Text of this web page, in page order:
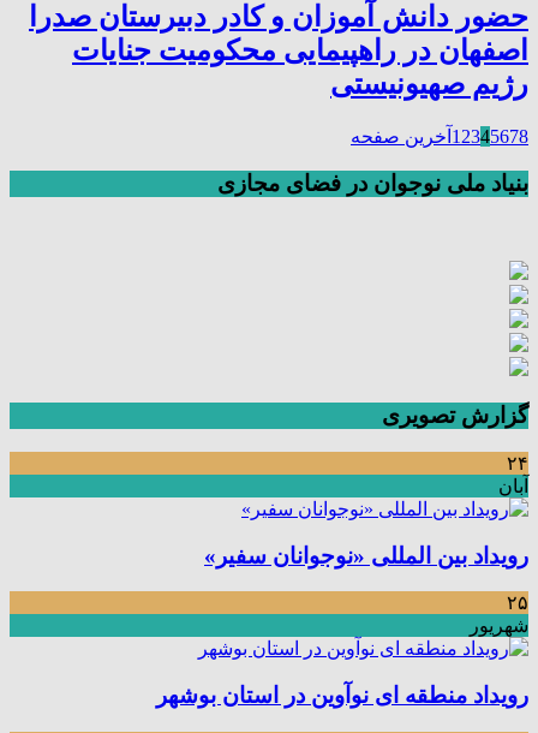
حضور دانش آموزان و کادر دبیرستان صدرا
اصفهان در راهپیمایی محکومیت جنایات
رژیم صهیونیستی
1 2345678 آخرین صفحه
بنیاد ملی نوجوان در فضای مجازی
گزارش تصویری
۲۴
آبان
رویداد بین المللی «نوجوانان سفیر»
۲۵
شهریور
رویداد منطقه ای نوآوین در استان بوشهر